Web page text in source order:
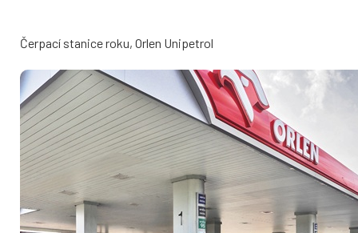
Čerpací stanice roku, Orlen Unipetrol